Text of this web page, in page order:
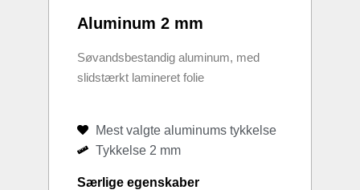
Aluminum 2 mm
Søvandsbestandig aluminum, med
slidstærkt lamineret folie
Mest valgte aluminums tykkelse
Tykkelse 2 mm
Særlige egenskaber